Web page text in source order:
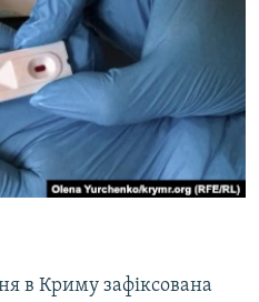
в Криму зафіксована